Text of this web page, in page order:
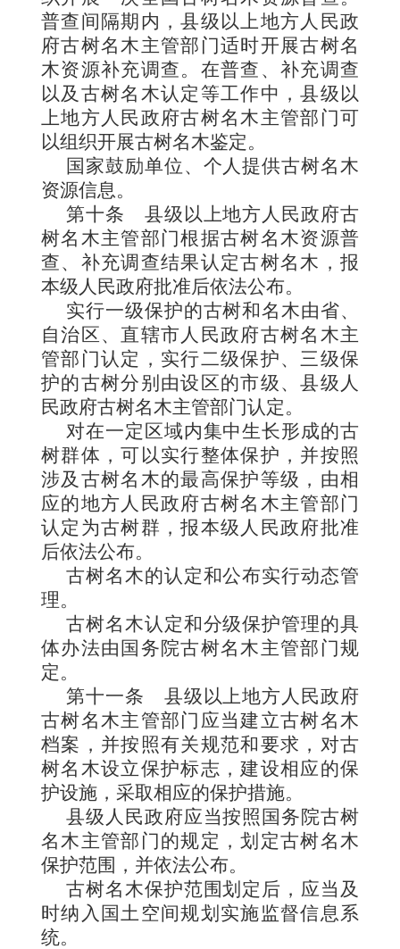
普查间隔期内，县级以上地方人民政
府古树名木主管部门适时开展古树名
木资源补充调查。在普查、补充调查
以及古树名木认定等工作中，县级以
上地方人民政府古树名木主管部门可
以组织开展古树名木鉴定。
国家鼓励单位、个人提供古树名木
资源信息。
第十条 县级以上地方人民政府古
树名木主管部门根据古树名木资源普
查、补充调查结果认定古树名木，报
本级人民政府批准后依法公布。
实行一级保护的古树和名木由省、
自治区、直辖市人民政府古树名木主
管部门认定，实行二级保护、三级保
护的古树分别由设区的市级、县级人
民政府古树名木主管部门认定。
对在一定区域内集中生长形成的古
树群体，可以实行整体保护，并按照
涉及古树名木的最高保护等级，由相
应的地方人民政府古树名木主管部门
认定为古树群，报本级人民政府批准
后依法公布。
古树名木的认定和公布实行动态管
理。
古树名木认定和分级保护管理的具
体办法由国务院古树名木主管部门规
定。
第十一条 县级以上地方人民政府
古树名木主管部门应当建立古树名木
档案，并按照有关规范和要求，对古
树名木设立保护标志，建设相应的保
护设施，采取相应的保护措施。
县级人民政府应当按照国务院古树
名木主管部门的规定，划定古树名木
保护范围，并依法公布。
古树名木保护范围划定后，应当及
时纳入国土空间规划实施监督信息系
统。